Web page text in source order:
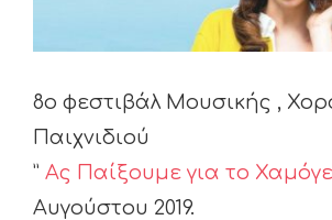
8ο φεστιβάλ Μουσικής ,
Παιχνιδιού
” Ας Παίξουμε για το
Αυγούστου 2019.